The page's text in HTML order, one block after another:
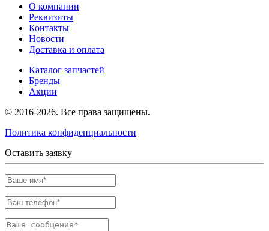
О компании
Реквизиты
Контакты
Новости
Доставка и оплата
Каталог запчастей
Бренды
Акции
© 2016-2026. Все права защищены.
Политика конфиденциальности
Оставить заявку